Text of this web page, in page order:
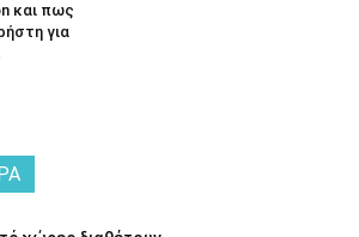
και πως
για